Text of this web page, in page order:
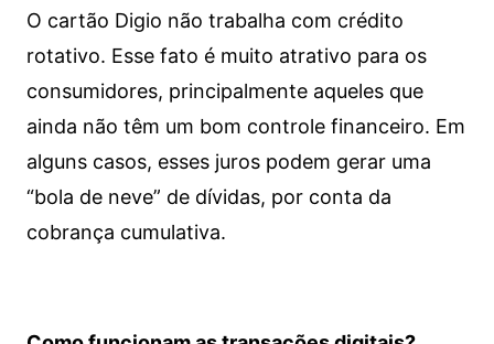
O cartão Digio não trabalha com crédito
rotativo. Esse fato é muito atrativo para os
consumidores, principalmente aqueles que
ainda não têm um bom controle financeiro. Em
alguns casos, esses juros podem gerar uma
“bola de neve” de dívidas, por conta da
cobrança cumulativa.